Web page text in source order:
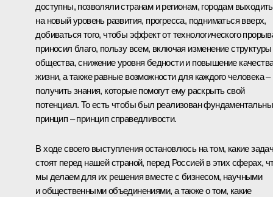
доступны, позволяли странам и регионам, городам выходить
на новый уровень развития, прогресса, подниматься вверх,
добиваться того, чтобы эффект от технологического
приносил благо, пользу всем, включая изменение структуры
общества, снижение уровня бедности и повышение
жизни, а также равные возможности для каждого человека –
получить знания, которые помогут ему раскрыть свой
потенциал. То есть чтобы был реализован
принцип – принцип справедливости.
В ходе своего выступления остановлюсь на том, какие
стоят перед нашей страной, перед Россией в этих сферах,
мы делаем для их решения вместе с бизнесом, научными
и общественными объединениями, а также о том, какие